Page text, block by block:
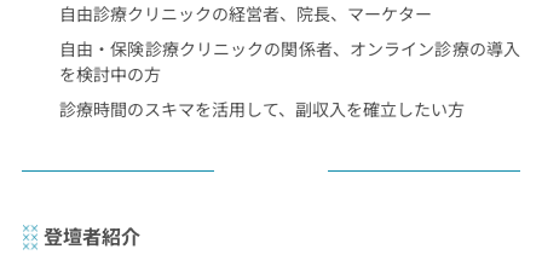
自由診療クリニックの経営者、院長、マーケター
自由・保険診療クリニックの関係者、オンライン診療の導入
を検討中の方
診療時間のスキマを活用して、副収入を確立したい方
登壇者紹介